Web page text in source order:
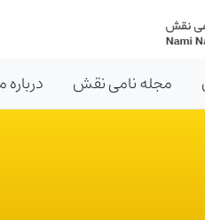
مجله نامی نقش درباره